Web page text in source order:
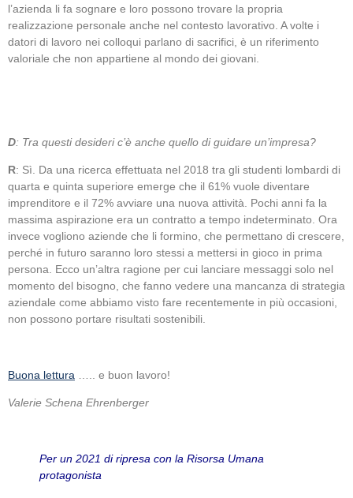
l’azienda li fa sognare e loro possono trovare la propria
realizzazione personale anche nel contesto lavorativo. A volte i
datori di lavoro nei colloqui parlano di sacrifici, è un riferimento
valoriale che non appartiene al mondo dei giovani.
D: Tra questi desideri c’è anche quello di guidare un’impresa?
R: Sì. Da una ricerca effettuata nel 2018 tra gli studenti lombardi di
quarta e quinta superiore emerge che il 61% vuole diventare
imprenditore e il 72% avviare una nuova attività. Pochi anni fa la
massima aspirazione era un contratto a tempo indeterminato. Ora
invece vogliono aziende che li formino, che permettano di crescere,
perché in futuro saranno loro stessi a mettersi in gioco in prima
persona. Ecco un’altra ragione per cui lanciare messaggi solo nel
momento del bisogno, che fanno vedere una mancanza di strategia
aziendale come abbiamo visto fare recentemente in più occasioni,
non possono portare risultati sostenibili.
Buona lettura ….. e buon lavoro!
Valerie Schena Ehrenberger
Per un 2021 di ripresa con la Risorsa Umana
protagonista